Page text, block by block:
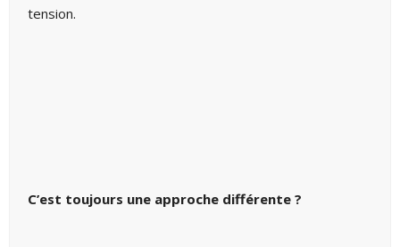
tension.
C’est toujours une approche différente ?